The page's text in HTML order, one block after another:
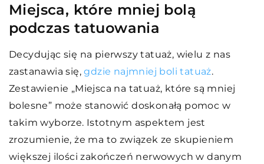
Miejsca, które mniej bolą
podczas tatuowania
Decydując się na pierwszy tatuaż, wielu z nas
zastanawia się,gdzie najmniej boli tatuaż.
Zestawienie „Miejsca na tatuaż, które są mniej
bolesne” może stanowić doskonałą pomoc w
takim wyborze. Istotnym aspektem jest
zrozumienie, że ma to związek ze skupieniem
większej ilości zakończeń nerwowych w danym